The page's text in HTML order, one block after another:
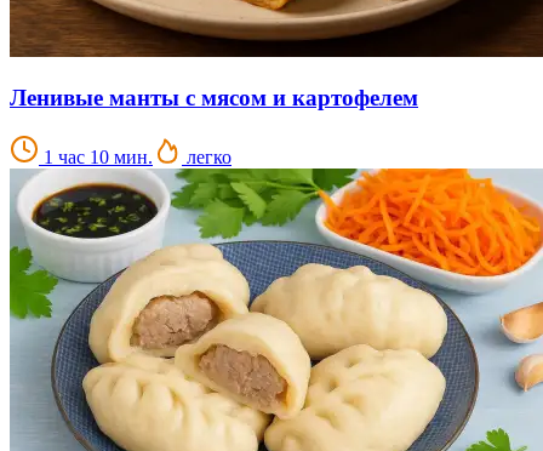
Ленивые манты с мясом и картофелем
1 час 10 мин. легко